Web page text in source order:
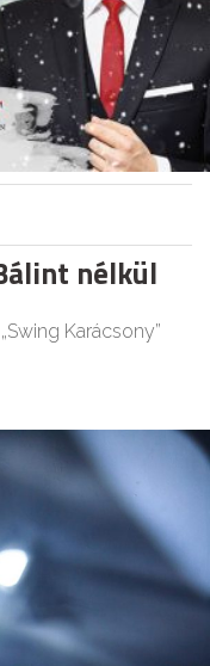
nélkül
Karácsony”